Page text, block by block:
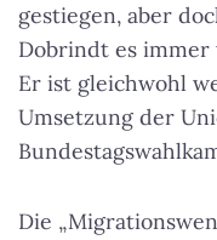
gestiegen, aber
Dobrindt es
Er ist gleichwohl
Umsetzung der
Die